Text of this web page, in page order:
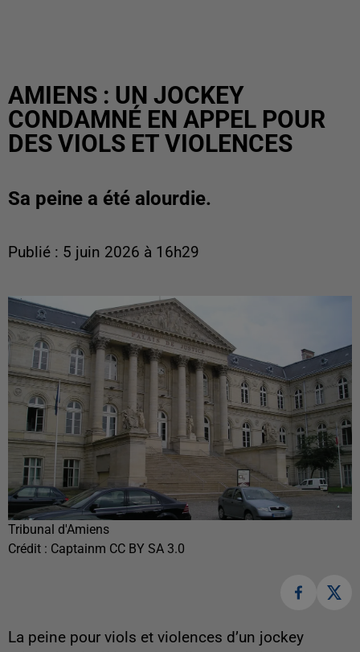
AMIENS : UN JOCKEY
CONDAMNÉ EN APPEL POUR
DES VIOLS ET VIOLENCES
Sa peine a été alourdie.
Publié : 5 juin 2026 à 16h29
Tribunal d'Amiens
Crédit : Captainm CC BY SA 3.0
La peine pour viols et violences d’un jockey